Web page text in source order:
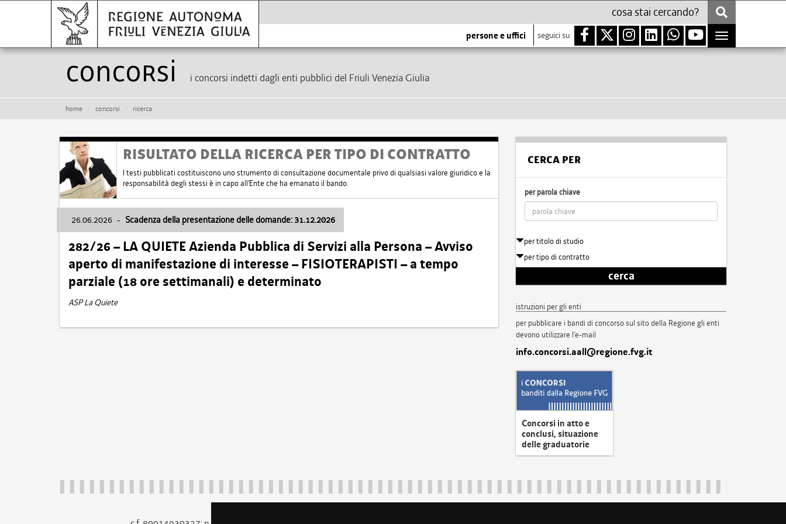
persone e uffici seguici su
Toggle
navigation
Concorsi i concorsi indetti dagli enti pubblici del Friuli Venezia Giulia
home concorsi ricerca
RISULTATO DELLA RICERCA PER TIPO DI CONTRATTO
I testi pubblicati costituiscono uno strumento di consultazione documentale privo di qualsiasi valore giuridico e la
responsabilità degli stessi è in capo all'Ente che ha emanato il bando.
26.06.2026 - Scadenza della presentazione delle domande: 31.12.2026
282/26 – LA QUIETE Azienda Pubblica di Servizi alla Persona – Avviso
aperto di manifestazione di interesse – FISIOTERAPISTI – a tempo
parziale (18 ore settimanali) e determinato
ASP La Quiete
CERCA PER
per parola chiave
per titolo di studio
per tipo di contratto
cerca
istruzioni per gli enti
per pubblicare i bandi di concorso sul sito della Regione gli enti
devono utilizzare l'e-mail
info.concorsi.aall@regione.fvg.it
Concorsi in atto e
conclusi, situazione
delle graduatorie